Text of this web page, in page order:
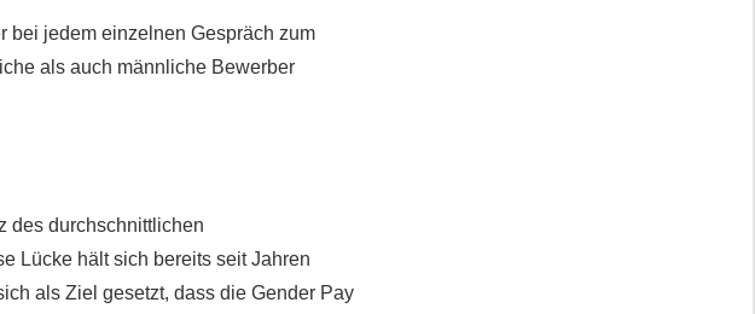
bei jedem einzelnen Gespräch zum
als auch männliche Bewerber
des durchschnittlichen
Lücke hält sich bereits seit Jahren
als Ziel gesetzt, dass die Gender Pay